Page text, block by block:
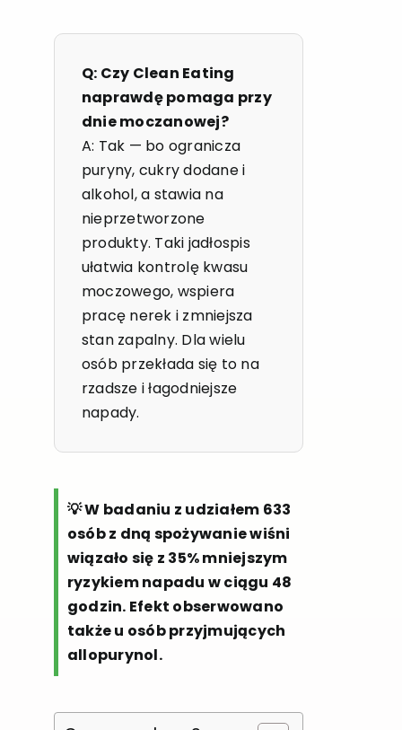
Q: Czy Clean Eating
naprawdę pomaga przy
dnie moczanowej?
A: Tak — bo ogranicza
puryny, cukry dodane i
alkohol, a stawia na
nieprzetworzone
produkty. Taki jadłospis
ułatwia kontrolę kwasu
moczowego, wspiera
pracę nerek i zmniejsza
stan zapalny. Dla wielu
osób przekłada się to na
rzadsze i łagodniejsze
napady.
💡 W badaniu z udziałem 633
osób z dną spożywanie wiśni
wiązało się z 35% mniejszym
ryzykiem napadu w ciągu 48
godzin. Efekt obserwowano
także u osób przyjmujących
allopurynol.